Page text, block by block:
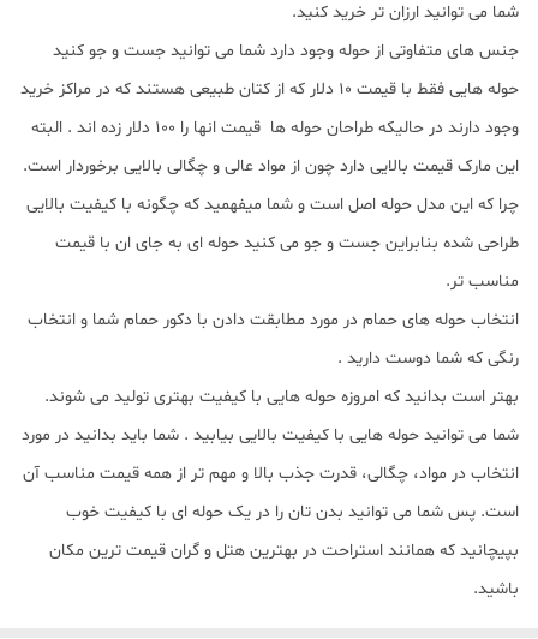
شما می توانید ارزان تر خرید کنید.
جنس های متفاوتی از حوله وجود دارد شما می توانید جست و جو کنید
حوله هایی فقط با قیمت 10 دلار که از کتان طبیعی هستند که در مراکز خرید
وجود دارند در حالیکه طراحان حوله ها قیمت انها را 100 دلار زده اند . البته
این مارک قیمت بالایی دارد چون از مواد عالی و چگالی بالایی برخوردار است.
چرا که این مدل حوله اصل است و شما میفهمید که چگونه با کیفیت بالایی
طراحی شده بنابراین جست و جو می کنید حوله ای به جای ان با قیمت
مناسب تر.
انتخاب حوله های حمام در مورد مطابقت دادن با دکور حمام شما و انتخاب
رنگی که شما دوست دارید .
بهتر است بدانید که امروزه حوله هایی با کیفیت بهتری تولید می شوند.
شما می توانید حوله هایی با کیفیت بالایی بیابید . شما باید بدانید در مورد
انتخاب در مواد، چگالی، قدرت جذب بالا و مهم تر از همه قیمت مناسب آن
است. پس شما می توانید بدن تان را در یک حوله ای با کیفیت خوب
بپیچانید که همانند استراحت در بهترین هتل و گران قیمت ترین مکان
باشید.